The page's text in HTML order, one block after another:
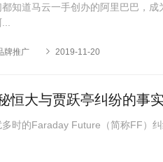
都知道马云一手创办的阿里巴巴，
牌推广 2019-11-20
恒大与贾跃亭纠纷的事
时的Faraday Future（简称FF）